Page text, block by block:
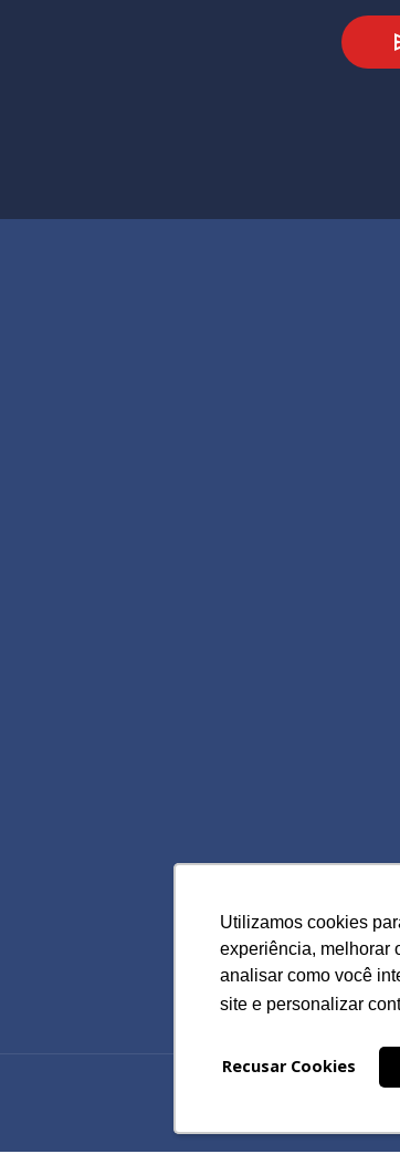
Utilizamos cookies
experiência, melhorar
analisar como você
site e personalizar
Recusar Cookies
Utilizamos cookies
experiência, melhorar
analisar como você
site e personalizar
Recusar Cookies